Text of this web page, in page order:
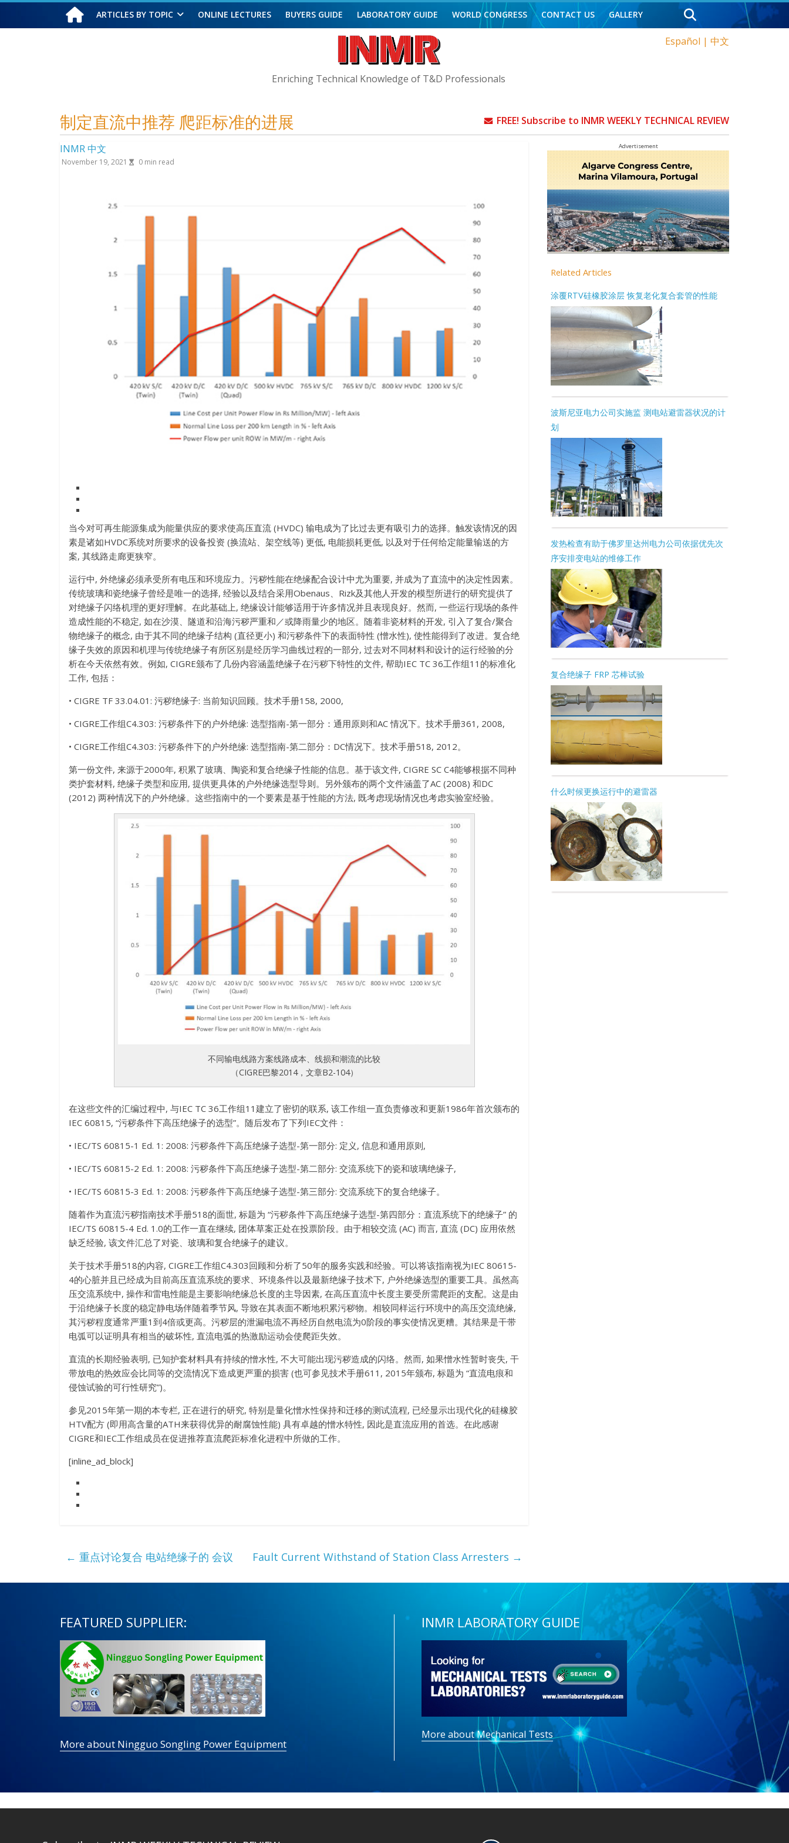
Sunday, August 9, 2026
Español | 中文
Enriching Technical Knowledge of T&D Professionals
ARTICLES BY TOPIC ONLINE LECTURES BUYERS GUIDE LABORATORY GUIDE WORLD CONGRESS CONTACT US GALLERY
FREE! Subscribe to INMR WEEKLY TECHNICAL REVIEW
制定直流中推荐 爬距标准的进展
INMR 中文
November 19, 2021 0 min read
当今对可再生能源集成为能量供应的要求使高压直流 (HVDC) 输电成为了比过去更有吸引力的选择。触发该情况的因
素是诸如HVDC系统对所要求的设备投资 (换流站、架空线等) 更低, 电能损耗更低, 以及对于任何给定能量输送的方
案, 其线路走廊更狭窄。
运行中, 外绝缘必须承受所有电压和环境应力。污秽性能在绝缘配合设计中尤为重要, 并成为了直流中的决定性因素。
传统玻璃和瓷绝缘子曾经是唯一的选择, 经验以及结合采用Obenaus、Rizk及其他人开发的模型所进行的研究提供了
对绝缘子闪络机理的更好理解。在此基础上, 绝缘设计能够适用于许多情况并且表现良好。然而, 一些运行现场的条件
造成性能的不稳定, 如在沙漠、隧道和沿海污秽严重和／或降雨量少的地区。随着非瓷材料的开发, 引入了复合/聚合
物绝缘子的概念, 由于其不同的绝缘子结构 (直径更小) 和污秽条件下的表面特性 (憎水性), 使性能得到了改进。复合绝
缘子失效的原因和机理与传统绝缘子有所区别是经历学习曲线过程的一部分, 过去对不同材料和设计的运行经验的分
析在今天依然有效。例如, CIGRE颁布了几份内容涵盖绝缘子在污秽下特性的文件, 帮助IEC TC 36工作组11的标准化
工作, 包括：
• CIGRE TF 33.04.01: 污秽绝缘子: 当前知识回顾。技术手册158, 2000,
• CIGRE工作组C4.303: 污秽条件下的户外绝缘: 选型指南-第一部分：通用原则和AC 情况下。技术手册361, 2008,
• CIGRE工作组C4.303: 污秽条件下的户外绝缘: 选型指南-第二部分：DC情况下。技术手册518, 2012。
第一份文件, 来源于2000年, 积累了玻璃、陶瓷和复合绝缘子性能的信息。基于该文件, CIGRE SC C4能够根据不同种
类护套材料, 绝缘子类型和应用, 提供更具体的户外绝缘选型导则。另外颁布的两个文件涵盖了AC (2008) 和DC
(2012) 两种情况下的户外绝缘。这些指南中的一个要素是基于性能的方法, 既考虑现场情况也考虑实验室经验。
不同输电线路方案线路成本、线损和潮流的比较
（CIGRE巴黎2014，文章B2-104）
在这些文件的汇编过程中, 与IEC TC 36工作组11建立了密切的联系, 该工作组一直负责修改和更新1986年首次颁布的
IEC 60815, “污秽条件下高压绝缘子的选型”。随后发布了下列IEC文件：
• IEC/TS 60815-1 Ed. 1: 2008: 污秽条件下高压绝缘子选型-第一部分: 定义 , 信息和通用原则,
• IEC/TS 60815-2 Ed. 1: 2008: 污秽条件下高压绝缘子选型-第二部分: 交流系统下的瓷和玻璃绝缘子,
• IEC/TS 60815-3 Ed. 1: 2008: 污秽条件下高压绝缘子选型-第三部分: 交流系统下的复合绝缘子。
随着作为直流污秽指南技术手册518的面世, 标题为 “污秽条件下高压绝缘子选型-第四部分：直流系统下的绝缘子” 的
IEC/TS 60815-4 Ed. 1.0的工作一直在继续, 团体草案正处在投票阶段。由于相较交流 (AC) 而言, 直流 (DC) 应用依然
缺乏经验, 该文件汇总了对瓷、玻璃和复合绝缘子的建议。
关于技术手册518的内容, CIGRE工作组C4.303回顾和分析了50年的服务实践和经验。可以将该指南视为IEC 80615-
4的心脏并且已经成为目前高压直流系统的要求、环境条件以及最新绝缘子技术下, 户外绝缘选型的重要工具。虽然高
压交流系统中, 操作和雷电性能是主要影响绝缘总长度的主导因素, 在高压直流中长度主要受所需爬距的支配。这是由
于沿绝缘子长度的稳定静电场伴随着季节风, 导致在其表面不断地积累污秽物。相较同样运行环境中的高压交流绝缘,
其污秽程度通常严重1到4倍或更高。污秽层的泄漏电流不再经历自然电流为0阶段的事实使情况更糟。其结果是干带
电弧可以证明具有相当的破坏性, 直流电弧的热激励运动会使爬距失效。
直流的长期经验表明, 已知护套材料具有持续的憎水性, 不大可能出现污秽造成的闪络。然而, 如果憎水性暂时丧失, 干
带放电的热效应会比同等的交流情况下造成更严重的损害 (也可参见技术手册611 , 2015年颁布, 标题为 “直流电痕和
侵蚀试验的可行性研究”)。
参见2015年第一期的本专栏, 正在进行的研究, 特别是量化憎水性保持和迁移的测试流程, 已经显示出现代化的硅橡胶
HTV配方 (即用高含量的ATH来获得优异的耐腐蚀性能) 具有卓越的憎水特性, 因此是直流应用的首选。在此感谢
CIGRE和IEC工作组成员在促进推荐直流爬距标准化进程中所做的工作。
[inline_ad_block]
← 重点讨论复合 电站绝缘子的 会议 Fault Current Withstand of Station Class Arresters →
Advertisement
Related Articles
涂覆RTV硅橡胶涂层 恢复老化复合套管的性能
波斯尼亚电力公司实施监 测电站避雷器状况的计
划
发热检查有助于佛罗里达州电力公司依据优先次
序安排变电站的维修工作
复合绝缘子 FRP 芯棒试验
什么时候更换运行中的避雷器
FEATURED SUPPLIER:
More about Ningguo Songling Power Equipment
INMR LABORATORY GUIDE
More about Mechanical Tests